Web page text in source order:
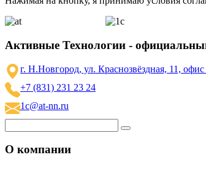
Активные Технологии -
г. Н.Новгород, ул. Краснозвёздная, 11, офис
+7 (831) 231 23 24
1c@at-nn.ru
О компании